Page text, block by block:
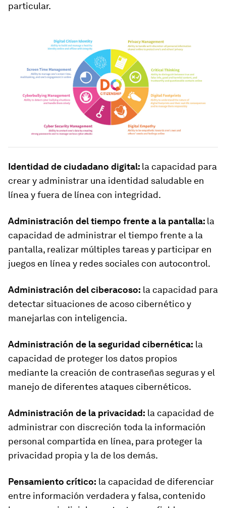
particular.
Identidad de ciudadano digital: la capacidad para
crear y administrar una identidad saludable en
línea y fuera de línea con integridad.
Administración del tiempo frente a la pantalla: la
capacidad de administrar el tiempo frente a la
pantalla, realizar múltiples tareas y participar en
juegos en línea y redes sociales con autocontrol.
Administración del ciberacoso: la capacidad para
detectar situaciones de acoso cibernético y
manejarlas con inteligencia.
Administración de la seguridad cibernética: la
capacidad de proteger los datos propios
mediante la creación de contraseñas seguras y el
manejo de diferentes ataques cibernéticos.
Administración de la privacidad: la capacidad de
administrar con discreción toda la información
personal compartida en línea, para proteger la
privacidad propia y la de los demás.
Pensamiento crítico: la capacidad de diferenciar
entre información verdadera y falsa, contenido